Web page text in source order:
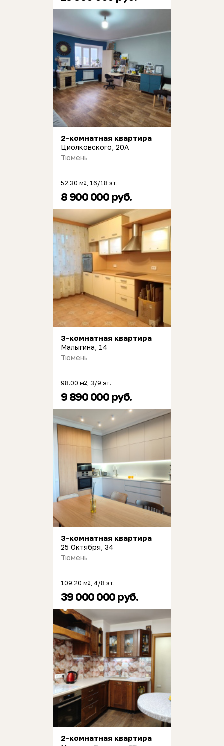
2-комнатная квартира
Циолковского, 20А
Тюмень
52.30 м2 , 16/18 эт.
8 900 000 руб.
3-комнатная квартира
Малыгина, 14
Тюмень
98.00 м2 , 3/9 эт.
9 890 000 руб.
3-комнатная квартира
25 Октября, 34
Тюмень
109.20 м2 , 4/8 эт.
39 000 000 руб.
2-комнатная квартира